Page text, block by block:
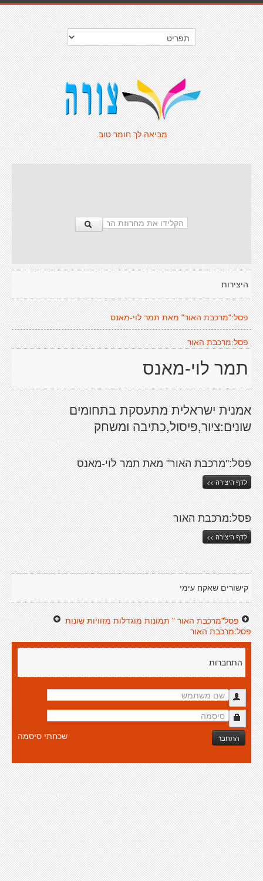
מביאה לך חומר טוב.
היצירות
פסל:"מרכבת האור" מאת תמר לוי-מאנס
פסל:מרכבת האור
תמר לוי-מאנס
אמנית ישראלית מתעסקת בתחומים
שונים:ציור,פיסול,כתיבה ומשחק
פסל:"מרכבת האור" מאת תמר לוי-מאנס
לדף היצירה >>
פסל:מרכבת האור
לדף היצירה >>
קישורים שאקח עימי
פסל"מרכבת האור " תמונות מוגדלות מזוויות שונות
פסל:מרכבת האור
התחברות
התחבר שכחתי סיסמה